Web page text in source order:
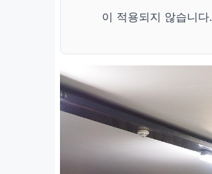
이 적용되지 않습니다.